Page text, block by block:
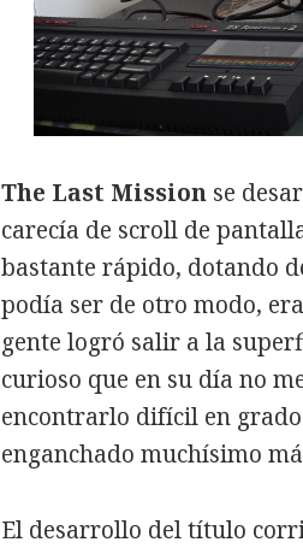
The Last Mission se
carecía de scroll de
bastante rápido, dotando
podía ser de otro modo,
gente logró salir a la
curioso que en su día no
encontrarlo difícil en grado
enganchado muchísimo
El desarrollo del título